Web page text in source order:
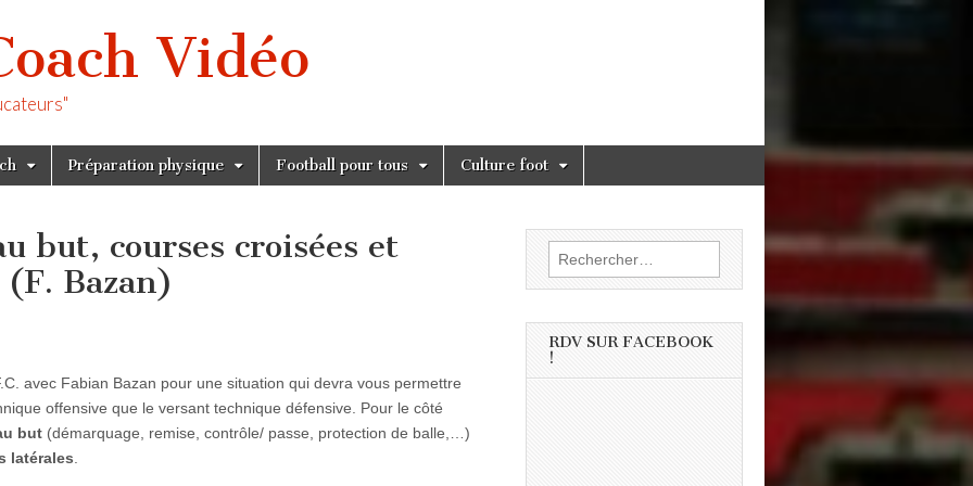
Vidéo
Préparation physique Football pour tous Culture foot
but, courses croisées et
Bazan)
avec Fabian Bazan pour une situation qui devra vous permettre
offensive que le versant technique défensive. Pour le côté
but (démarquage, remise, contrôle/ passe, protection de balle,…)
latérales
Rechercher :
RDV SUR FACEBOOK
!